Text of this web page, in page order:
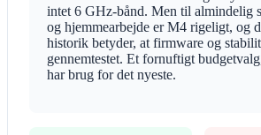
intet 6 GHz-bånd. Men til almindelig
og hjemmearbejde er M4 rigeligt, og
historik betyder, at firmware og
gennemtestet. Et fornuftigt
har brug for det nyeste.